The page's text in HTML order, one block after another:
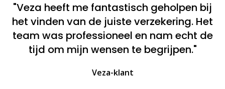
"Veza heeft me fantastisch geholpen bij
het vinden van de juiste verzekering. Het
team was professioneel en nam echt de
tijd om mijn wensen te begrijpen."
Veza-klant